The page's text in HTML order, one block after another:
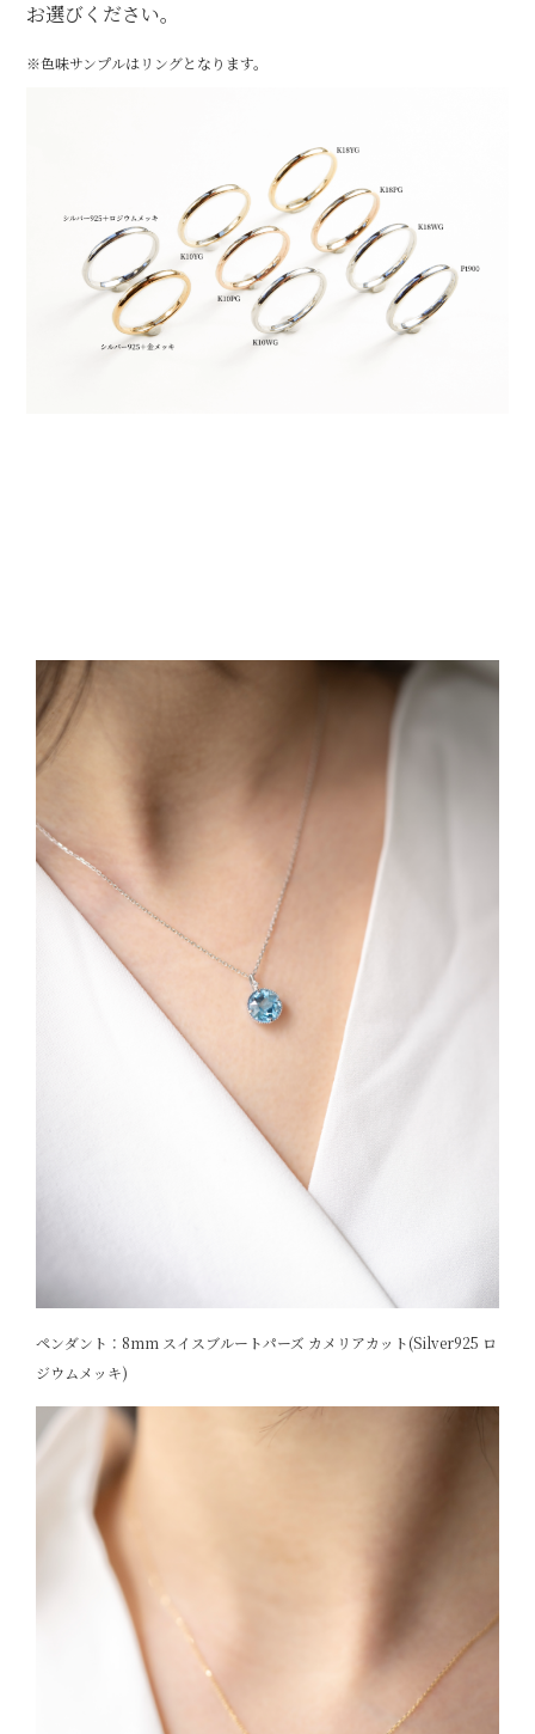
お選びください。
※色味サンプルはリングとなります。
ペンダント：8mm スイスブルートパーズ カメリアカット(Silver925 ロ
ジウムメッキ)